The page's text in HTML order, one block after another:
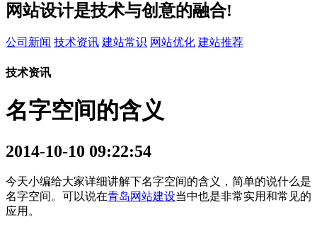
网站设计是技术与创意的融合!
公司新闻 技术资讯 建站常识 网站优化 建站推荐
技术资讯
名字空间的含义
2014-10-10 09:22:54
今天小编给大家详细讲解下名字空间的含义，简单的说什么是
名字空间。可以说在青岛网站建设当中也是非常实用和常见的
应用。